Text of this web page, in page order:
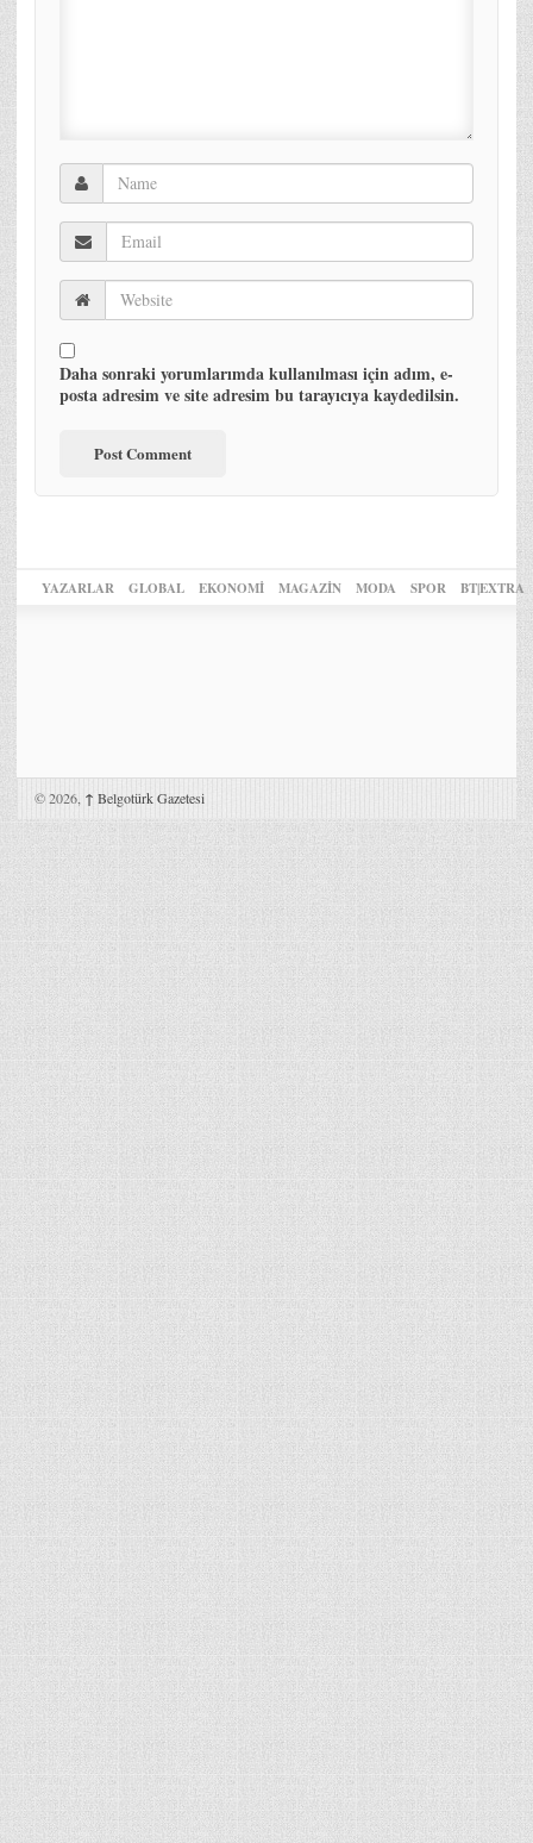
Daha sonraki yorumlarımda kullanılması için adım, e-
posta adresim ve site adresim bu tarayıcıya kaydedilsin.
YAZARLAR GLOBAL EKONOMİ MAGAZİN MODA SPOR BT|EXTRA
© 2026, ↑ Belgotürk Gazetesi